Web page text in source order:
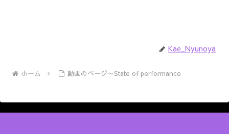
Kae_Nyunoya
ホーム 動画のページ〜State of performance